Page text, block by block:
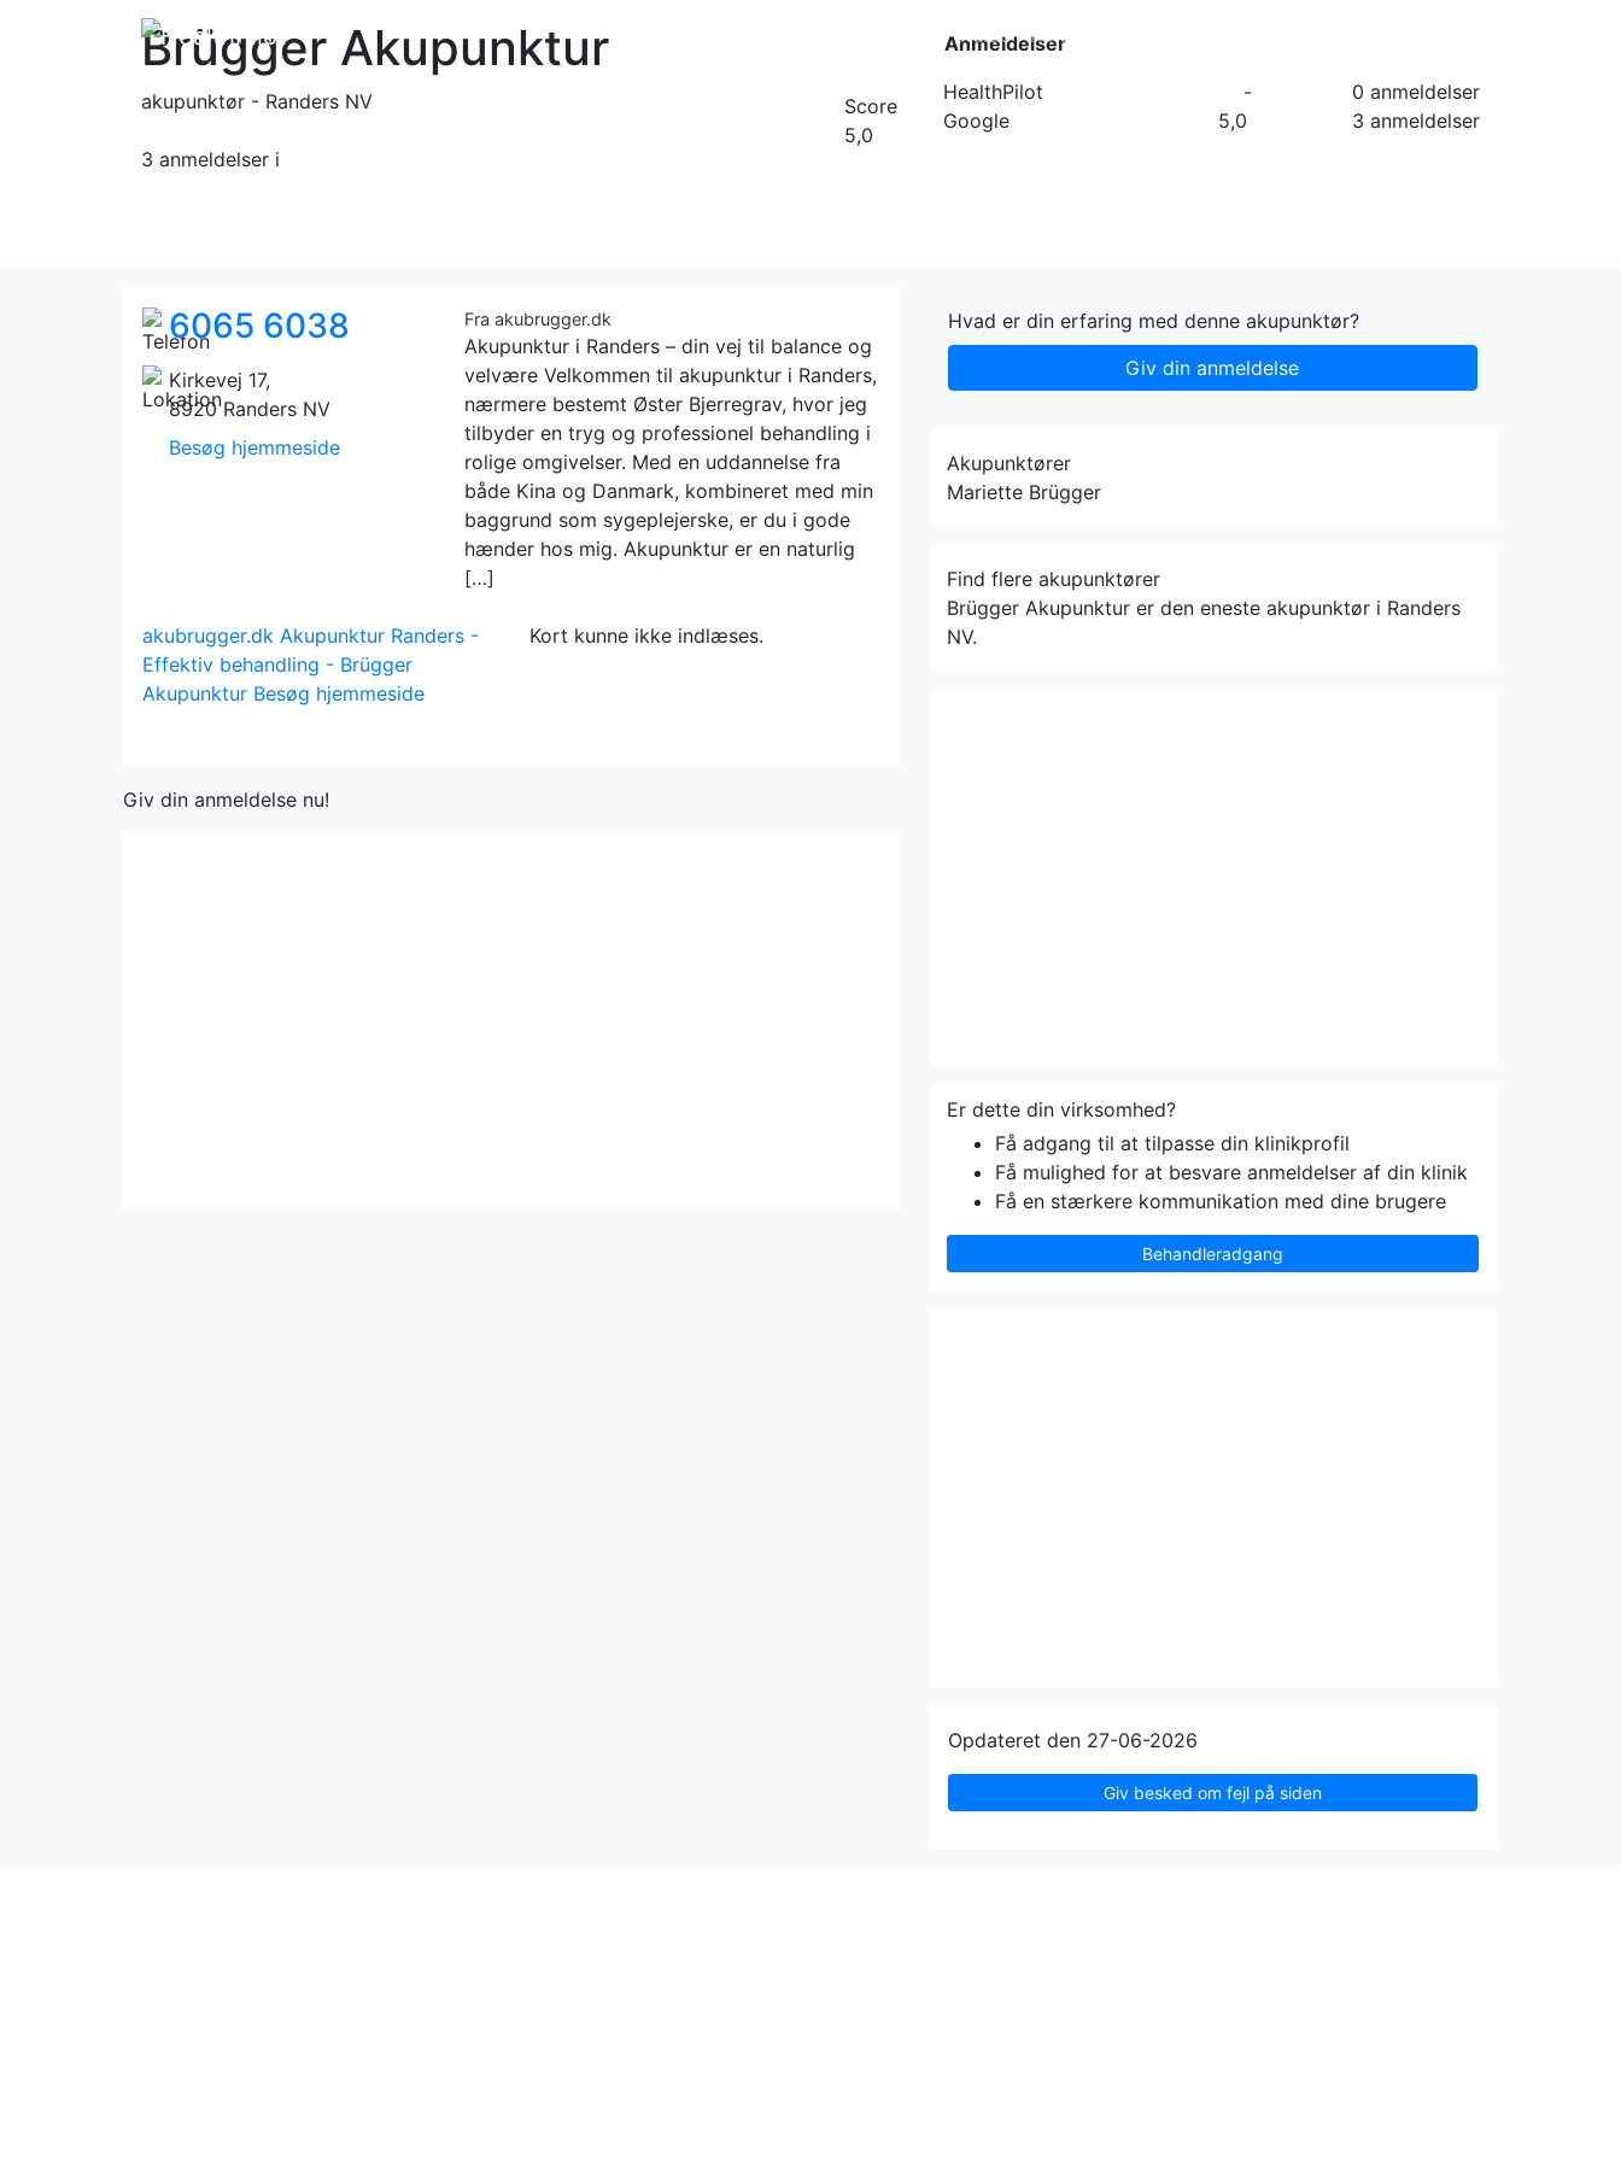
Forside Kategorier
Brügger Akupunktur
akupunktør - Randers NV
3 anmeldelser i
Score
5,0
Anmeldelser
HealthPilot
-
0 anmeldelser
Google
5,0 3 anmeldelser
6065 6038
Kirkevej 17,
8920 Randers NV
Besøg hjemmeside
Fra akubrugger.dk
Akupunktur i Randers – din vej til balance og
velvære Velkommen til akupunktur i Randers,
nærmere bestemt Øster Bjerregrav, hvor jeg
tilbyder en tryg og professionel behandling i
rolige omgivelser. Med en uddannelse fra
både Kina og Danmark, kombineret med min
baggrund som sygeplejerske, er du i gode
hænder hos mig. Akupunktur er en naturlig
[…]
akubrugger.dk Akupunktur Randers -
Effektiv behandling - Brügger
Akupunktur Besøg hjemmeside
Kort kunne ikke indlæses.
Giv din anmeldelse nu!
Hvad er din erfaring med denne akupunktør?
Giv din anmeldelse
Akupunktører
Mariette Brügger
Find flere akupunktører
Brügger Akupunktur er den eneste akupunktør i Randers
NV.
Er dette din virksomhed?
Få adgang til at tilpasse din klinikprofil
Få mulighed for at besvare anmeldelser af din klinik
Få en stærkere kommunikation med dine brugere
Behandleradgang
Opdateret den 27-06-2026
Giv besked om fejl på siden